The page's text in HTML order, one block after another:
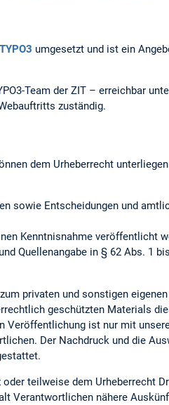
TYPO3 umgesetzt und ist ein
Team der ZIT – erreichbar
zuständig.
dem Urheberrecht
sowie Entscheidungen und
Kenntnisnahme veröffentlicht
Quellenangabe in § 62 Abs. 1
privaten und sonstigen
geschützten Materials
Veröffentlichung ist nur mit
Der Nachdruck und die
teilweise dem Urheberrecht
Verantwortlichen nähere